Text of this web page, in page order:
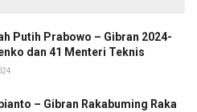
Putih Prabowo – Gibran 2024-
dan 41 Menteri Teknis
– Gibran Rakabuming Raka